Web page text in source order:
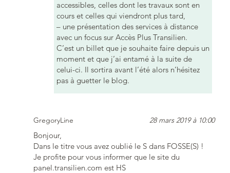
accessibles, celles dont les travaux sont en
cours et celles qui viendront plus tard,
– une présentation des services à distance
avec un focus sur Accès Plus Transilien.
C’est un billet que je souhaite faire depuis un
moment et que j’ai entamé à la suite de
celui-ci. Il sortira avant l’été alors n’hésitez
pas à guetter le blog.
GregoryLine 28 mars 2019 à 10:00
Bonjour,
Dans le titre vous avez oublié le S dans FOSSE(S) !
Je profite pour vous informer que le site du
panel.transilien.com est HS